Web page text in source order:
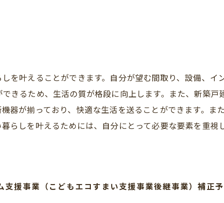
を叶えることができます。自分が望む間取り、設備、イ
きるため、生活の質が格段に向上します。また、新築
器が揃っており、快適な生活を送ることができます。
らしを叶えるためには、自分にとって必要な要素を重
援事業（こどもエコすまい支援事業後継事業）補正予